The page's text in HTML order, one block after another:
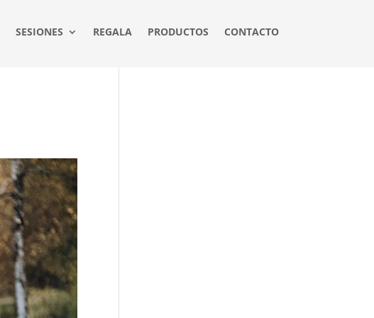
SESIONES REGALA PRODUCTOS CONTACTO